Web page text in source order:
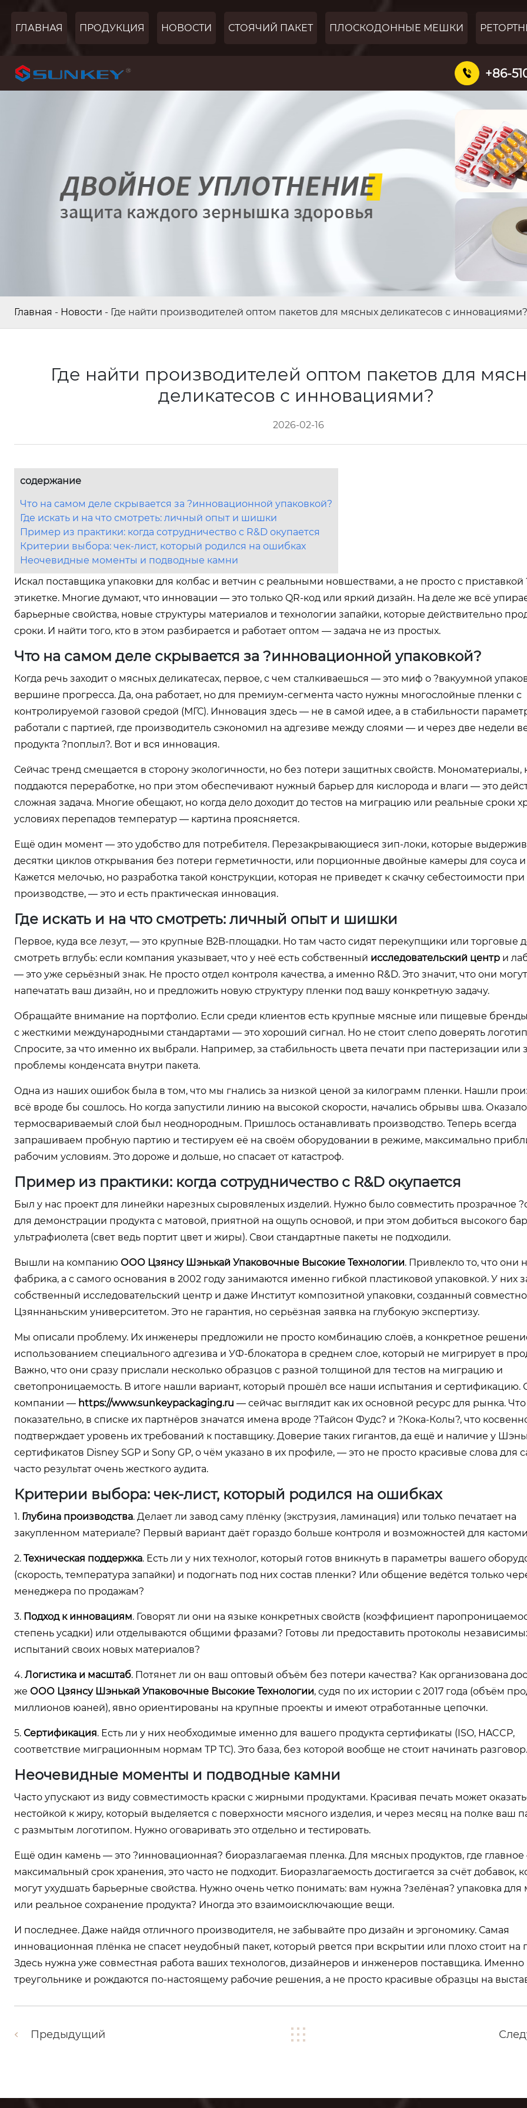
ГЛАВНАЯ ПРОДУКЦИЯ НОВОСТИ СТОЯЧИЙ ПАКЕТ ПЛОСКОДОННЫЕ МЕШКИ
 +86-
Главная - Новости - Где найти производителей оптом пакетов для мясных деликатесов с инновациями?
Где найти производителей оптом пакетов для
деликатесов с инновациями?
2026-02-16
содержание
Что на самом деле скрывается за ?инновационной упаковкой?
Где искать и на что смотреть: личный опыт и шишки
Пример из практики: когда сотрудничество с R&D окупается
Критерии выбора: чек-лист, который родился на ошибках
Неочевидные моменты и подводные камни
Искал поставщика упаковки для колбас и ветчин с реальными новшествами, а не просто с приставкой
этикетке. Многие думают, что инновации — это только QR-код или яркий дизайн. На деле же всё
барьерные свойства, новые структуры материалов и технологии запайки, которые действительно
сроки. И найти того, кто в этом разбирается и работает оптом — задача не из простых.
Что на самом деле скрывается за ?инновационной упаковкой?
Когда речь заходит о мясных деликатесах, первое, с чем сталкиваешься — это миф о ?вакуумной
вершине прогресса. Да, она работает, но для премиум-сегмента часто нужны многослойные пленки с
контролируемой газовой средой (МГС). Инновация здесь — не в самой идее, а в стабильности
работали с партией, где производитель сэкономил на адгезиве между слоями — и через две недели
продукта ?поплыл?. Вот и вся инновация.
Сейчас тренд смещается в сторону экологичности, но без потери защитных свойств. Мономатериалы,
поддаются переработке, но при этом обеспечивают нужный барьер для кислорода и влаги — это
сложная задача. Многие обещают, но когда дело доходит до тестов на миграцию или реальные сроки
условиях перепадов температур — картина проясняется.
Ещё один момент — это удобство для потребителя. Перезакрывающиеся зип-локи, которые
десятки циклов открывания без потери герметичности, или порционные двойные камеры для соуса и
Кажется мелочью, но разработка такой конструкции, которая не приведет к скачку себестоимости
производстве, — это и есть практическая инновация.
Где искать и на что смотреть: личный опыт и шишки
Первое, куда все лезут, — это крупные B2B-площадки. Но там часто сидят перекупщики или торговые
смотреть вглубь: если компания указывает, что у неё есть собственный исследовательский центр и
— это уже серьёзный знак. Не просто отдел контроля качества, а именно R&D. Это значит, что они
напечатать ваш дизайн, но и предложить новую структуру пленки под вашу конкретную задачу.
Обращайте внимание на портфолио. Если среди клиентов есть крупные мясные или пищевые
с жесткими международными стандартами — это хороший сигнал. Но не стоит слепо доверять
Спросите, за что именно их выбрали. Например, за стабильность цвета печати при пастеризации или
проблемы конденсата внутри пакета.
Одна из наших ошибок была в том, что мы гнались за низкой ценой за килограмм пленки. Нашли
всё вроде бы сошлось. Но когда запустили линию на высокой скорости, начались обрывы шва.
термосвариваемый слой был неоднородным. Пришлось останавливать производство. Теперь всегда
запрашиваем пробную партию и тестируем её на своём оборудовании в режиме, максимально
рабочим условиям. Это дороже и дольше, но спасает от катастроф.
Пример из практики: когда сотрудничество с R&D окупается
Был у нас проект для линейки нарезных сыровяленых изделий. Нужно было совместить прозрачное
для демонстрации продукта с матовой, приятной на ощупь основой, и при этом добиться высокого
ультрафиолета (свет ведь портит цвет и жиры). Свои стандартные пакеты не подходили.
Вышли на компанию ООО Цзянсу Шэнькай Упаковочные Высокие Технологии. Привлекло то, что они
фабрика, а с самого основания в 2002 году занимаются именно гибкой пластиковой упаковкой. У них
собственный исследовательский центр и даже Институт композитной упаковки, созданный
Цзяннаньским университетом. Это не гарантия, но серьёзная заявка на глубокую экспертизу.
Мы описали проблему. Их инженеры предложили не просто комбинацию слоёв, а конкретное
использованием специального адгезива и УФ-блокатора в среднем слое, который не мигрирует в
Важно, что они сразу прислали несколько образцов с разной толщиной для тестов на миграцию и
светопроницаемость. В итоге нашли вариант, который прошёл все наши испытания и сертификацию.
компании — https://www.sunkeypackaging.ru — сейчас выглядит как их основной ресурс для рынка. Что
показательно, в списке их партнёров значатся имена вроде ?Тайсон Фудс? и ?Кока-Колы?, что
подтверждает уровень их требований к поставщику. Доверие таких гигантов, да ещё и наличие у
сертификатов Disney SGP и Sony GP, о чём указано в их профиле, — это не просто красивые слова для
часто результат очень жесткого аудита.
Критерии выбора: чек-лист, который родился на ошибках
1. Глубина производства. Делает ли завод саму плёнку (экструзия, ламинация) или только печатает на
закупленном материале? Первый вариант даёт гораздо больше контроля и возможностей для
2. Техническая поддержка. Есть ли у них технолог, который готов вникнуть в параметры вашего
(скорость, температура запайки) и подогнать под них состав пленки? Или общение ведётся только
менеджера по продажам?
3. Подход к инновациям. Говорят ли они на языке конкретных свойств (коэффициент
степень усадки) или отделываются общими фразами? Готовы ли предоставить протоколы
испытаний своих новых материалов?
4. Логистика и масштаб. Потянет ли он ваш оптовый объём без потери качества? Как организована
же ООО Цзянсу Шэнькай Упаковочные Высокие Технологии, судя по их истории с 2017 года (объём
миллионов юаней), явно ориентированы на крупные проекты и имеют отработанные цепочки.
5. Сертификация. Есть ли у них необходимые именно для вашего продукта сертификаты (ISO, HACCP,
соответствие миграционным нормам ТР ТС). Это база, без которой вообще не стоит начинать разговор.
Неочевидные моменты и подводные камни
Часто упускают из виду совместимость краски с жирными продуктами. Красивая печать может
нестойкой к жиру, который выделяется с поверхности мясного изделия, и через месяц на полке ваш
с размытым логотипом. Нужно оговаривать это отдельно и тестировать.
Ещё один камень — это ?инновационная? биоразлагаемая пленка. Для мясных продуктов, где
максимальный срок хранения, это часто не подходит. Биоразлагаемость достигается за счёт добавок,
могут ухудшать барьерные свойства. Нужно очень четко понимать: вам нужна ?зелёная? упаковка для
или реальное сохранение продукта? Иногда это взаимоисключающие вещи.
И последнее. Даже найдя отличного производителя, не забывайте про дизайн и эргономику. Самая
инновационная плёнка не спасет неудобный пакет, который рвется при вскрытии или плохо стоит на
Здесь нужна уже совместная работа ваших технологов, дизайнеров и инженеров поставщика. Именно
треугольнике и рождаются по-настоящему рабочие решения, а не просто красивые образцы на
Предыдущий